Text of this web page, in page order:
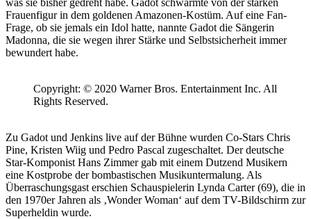
Frauenfigur in dem goldenen Amazonen-Kostüm. Auf eine Fan-
Frage, ob sie jemals ein Idol hatte, nannte Gadot die Sängerin
Madonna, die sie wegen ihrer Stärke und Selbstsicherheit immer
bewundert habe.
Copyright: © 2020 Warner Bros. Entertainment Inc. All
Rights Reserved.
Zu Gadot und Jenkins live auf der Bühne wurden Co-Stars Chris
Pine, Kristen Wiig und Pedro Pascal zugeschaltet. Der deutsche
Star-Komponist Hans Zimmer gab mit einem Dutzend Musikern
eine Kostprobe der bombastischen Musikuntermalung. Als
Überraschungsgast erschien Schauspielerin Lynda Carter (69), die in
den 1970er Jahren als ‚Wonder Woman‘ auf dem TV-Bildschirm zur
Superheldin wurde.